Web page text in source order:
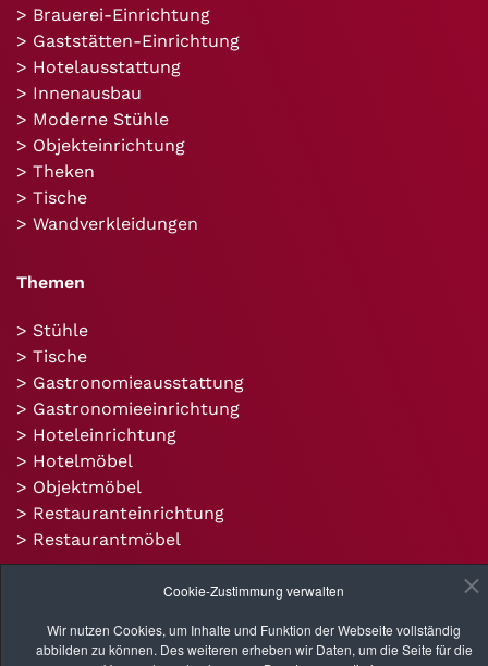
> Brauerei-Einrichtung
> Gaststätten-Einrichtung
> Hotelausstattung
> Innenausbau
> Moderne Stühle
> Objekteinrichtung
> Theken
> Tische
> Wandverkleidungen
Themen
> Stühle
> Tische
> Gastronomieausstattung
> Gastronomieeinrichtung
> Hoteleinrichtung
> Hotelmöbel
> Objektmöbel
> Restauranteinrichtung
> Restaurantmöbel
> Einzelstücke
Cookie-Zustimmung verwalten
Wir nutzen Cookies, um Inhalte und Funktion der Webseite vollständig
abbilden zu können. Des weiteren erheben wir Daten, um die Seite für die